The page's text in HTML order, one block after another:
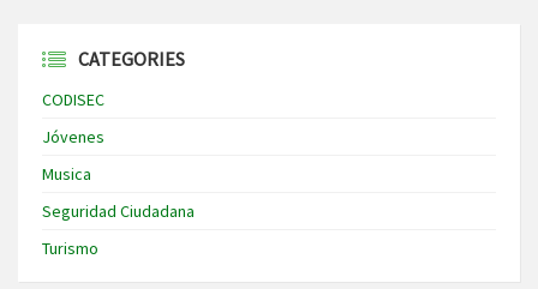
CATEGORIES
CODISEC
Jóvenes
Musica
Seguridad Ciudadana
Turismo